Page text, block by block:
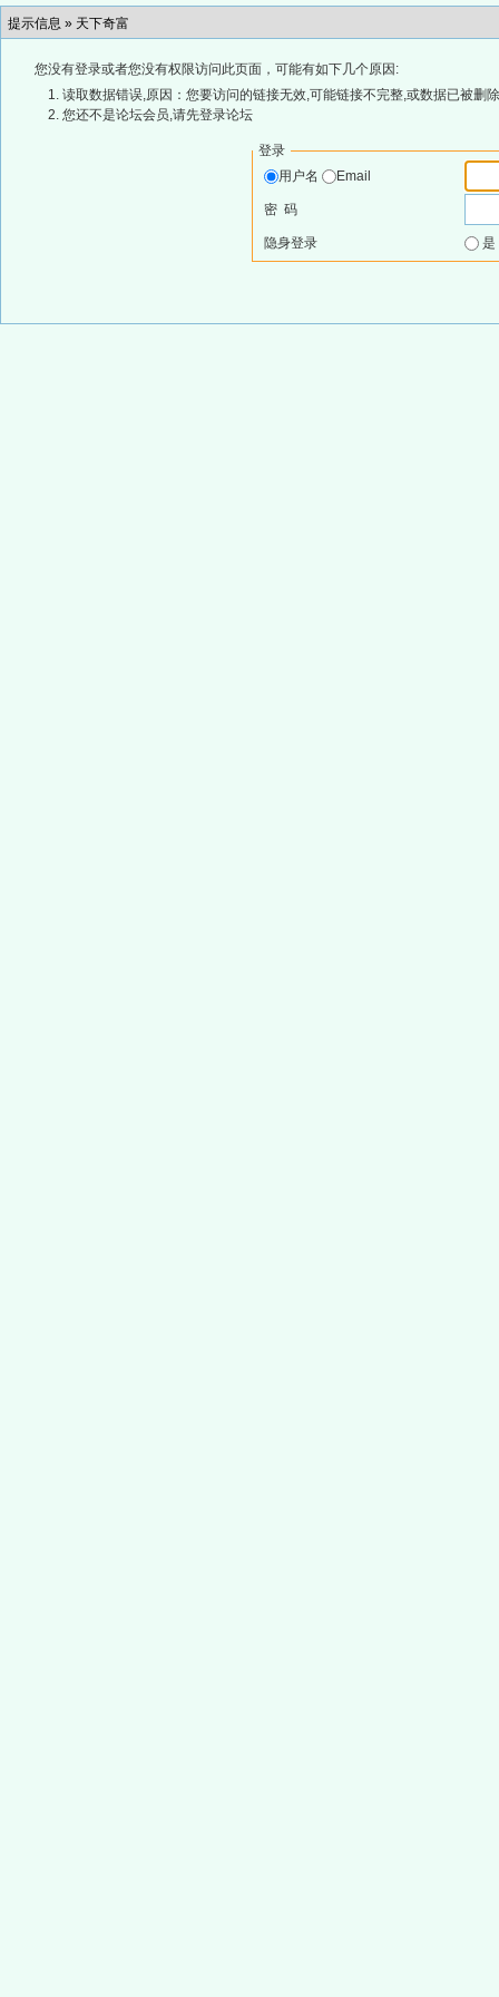
提示信息 » 天下奇富
您没有登录或者您没有权限访问此页面，可能有如下几个原因:
读取数据错误,原因：您要访问的链接无效,可能链接不完整,或数据已被删
您还不是论坛会员,请先登录论坛
登录
用户名
Email
密 码
隐身登录